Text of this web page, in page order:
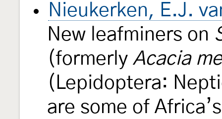
Nieukerken, E.J.
New leafminers on
(formerly Acacia
(Lepidoptera:
are some of